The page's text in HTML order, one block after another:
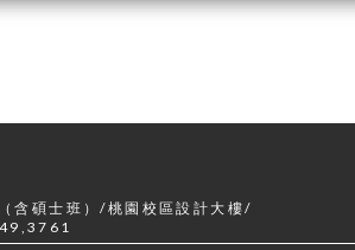
含碩士班）/桃園校區設計大樓/